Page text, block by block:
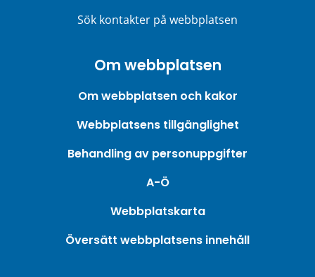
Sök kontakter på webbplatsen
Om webbplatsen
Om webbplatsen och kakor
Webbplatsens tillgänglighet
Behandling av personuppgifter
A-Ö
Webbplatskarta
Översätt webbplatsens innehåll